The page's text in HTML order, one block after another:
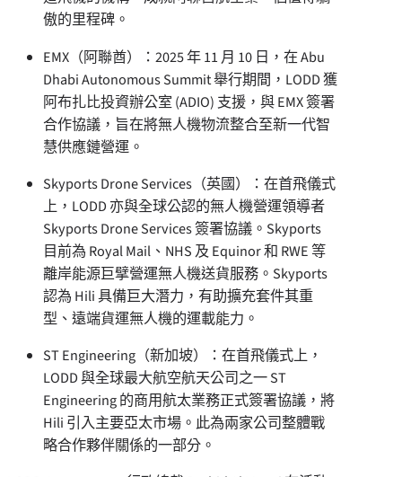
傲的里程碑。
EMX（阿聯酋）：2025 年 11 月 10 日，在 Abu
Dhabi Autonomous Summit 舉行期間，LODD 獲
阿布扎比投資辦公室 (ADIO) 支援，與 EMX 簽署
合作協議，旨在將無人機物流整合至新一代智
慧供應鏈營運。
Skyports Drone Services（英國）：在首飛儀式
上，LODD 亦與全球公認的無人機營運領導者
Skyports Drone Services 簽署協議。Skyports
目前為 Royal Mail、NHS 及 Equinor 和 RWE 等
離岸能源巨擘營運無人機送貨服務。Skyports
認為 Hili 具備巨大潛力，有助擴充套件其重
型、遠端貨運無人機的運載能力。
ST Engineering（新加坡）：在首飛儀式上，
LODD 與全球最大航空航天公司之一 ST
Engineering 的商用航太業務正式簽署協議，將
Hili 引入主要亞太市場。此為兩家公司整體戰
略合作夥伴關係的一部分。